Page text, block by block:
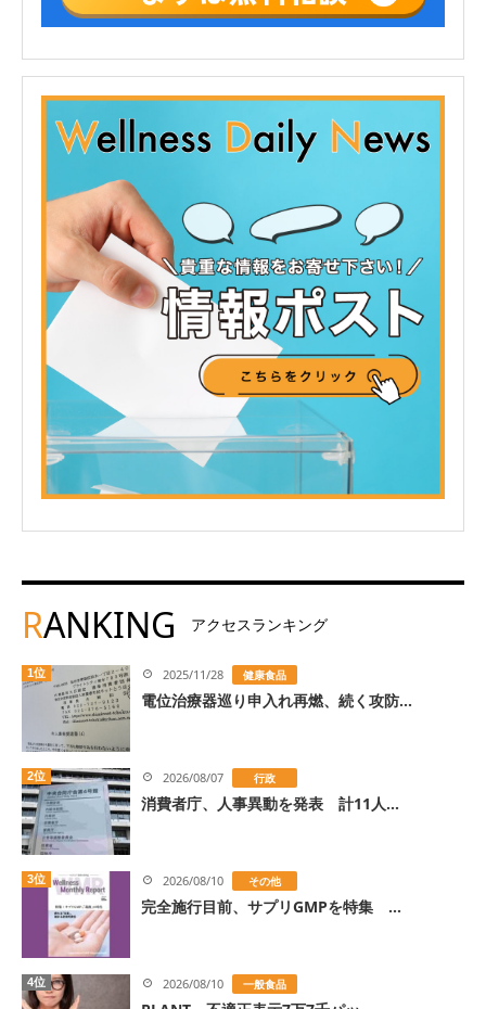
RANKING アクセスランキング
1位 2025/11/28 健康食品
電位治療器巡り申入れ再燃、続く攻防...
2位 2026/08/07 行政
消費者庁、人事異動を発表 計11人...
3位 2026/08/10 その他
完全施行目前、サプリGMPを特集 ...
4位 2026/08/10 一般食品